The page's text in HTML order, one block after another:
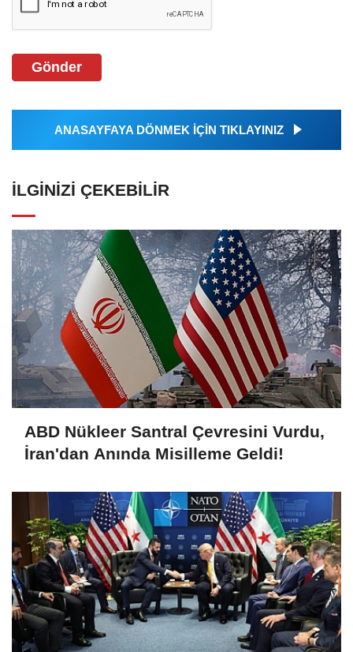
Gönder
ANASAYFAYA DÖNMEK İÇİN TIKLAYINIZ
İLGINIZI ÇEKEBILIR
ABD Nükleer Santral Çevresini Vurdu,
İran'dan Anında Misilleme Geldi!